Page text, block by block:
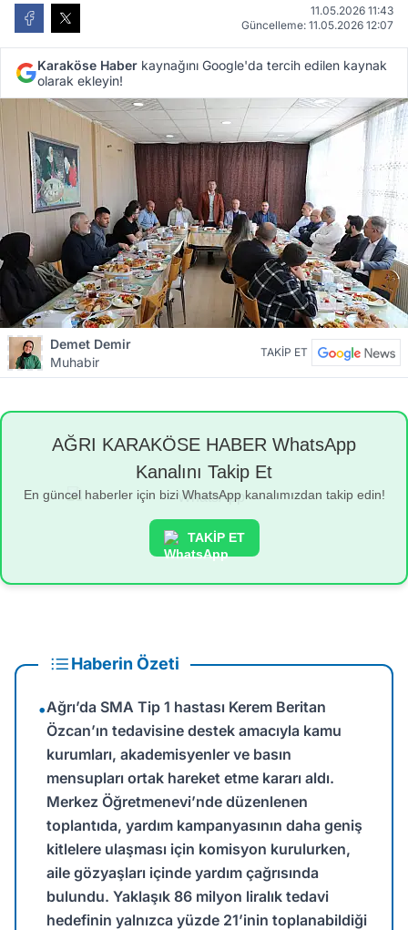
11.05.2026 11:43
Güncelleme: 11.05.2026 12:07
Karaköse Haber kaynağını Google'da tercih edilen kaynak
olarak ekleyin!
Demet Demir
Muhabir
TAKİP ET
AĞRI KARAKÖSE HABER WhatsApp
Kanalını Takip Et
En güncel haberler için bizi WhatsApp kanalımızdan takip edin!
TAKİP ET
Haberin Özeti
•Ağrı’da SMA Tip 1 hastası Kerem Beritan
Özcan’ın tedavisine destek amacıyla kamu
kurumları, akademisyenler ve basın
mensupları ortak hareket etme kararı aldı.
Merkez Öğretmenevi’nde düzenlenen
toplantıda, yardım kampanyasının daha geniş
kitlelere ulaşması için komisyon kurulurken,
aile gözyaşları içinde yardım çağrısında
bulundu. Yaklaşık 86 milyon liralık tedavi
hedefinin yalnızca yüzde 21’inin toplanabildiği